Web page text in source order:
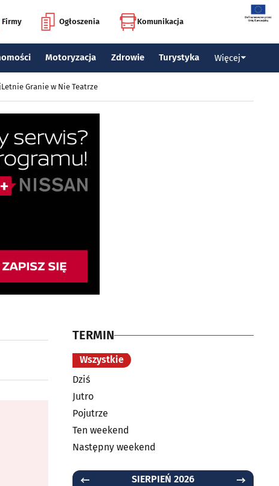
Firmy Ogłoszenia Komunikacja
Motoryzacja Zdrowie Turystyka Więcej
Letnie Granie w Nie Teatrze
TERMIN
Wszystkie
Dziś
Jutro
Pojutrze
Ten weekend
Następny weekend
SIERPIEŃ 2026